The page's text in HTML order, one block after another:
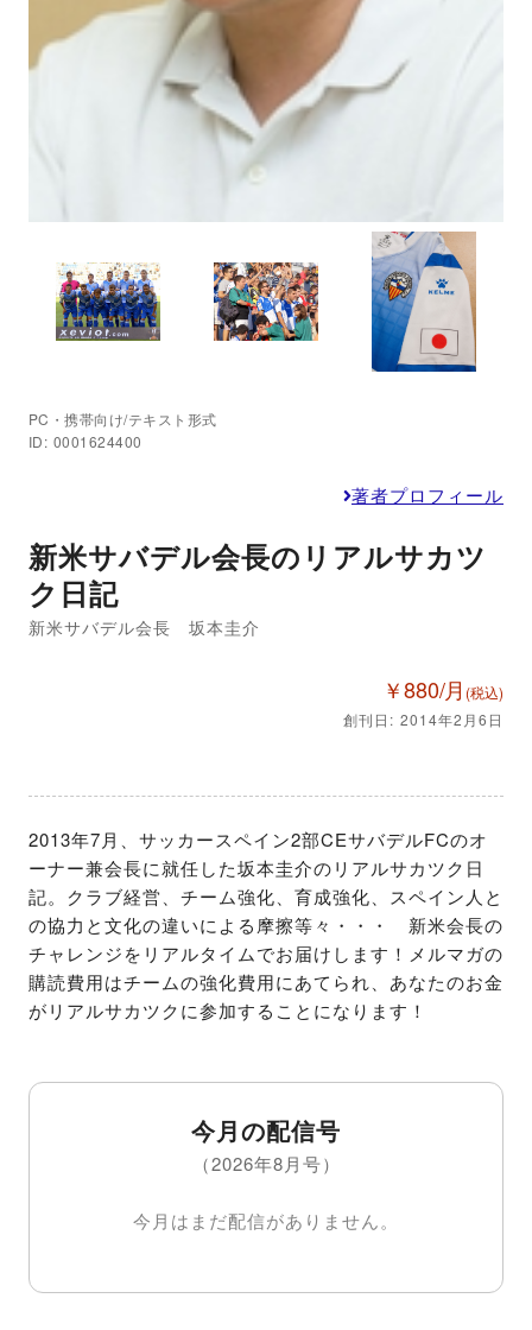
PC・携帯向け/テキスト形式
ID: 0001624400
著者プロフィール
新米サバデル会長のリアルサカツ
ク日記
新米サバデル会長 坂本圭介
￥880/月 (税込)
創刊日: 2014年2月6日
2013年7月、サッカースペイン2部CEサバデルFCのオ
ーナー兼会長に就任した坂本圭介のリアルサカツク日
記。クラブ経営、チーム強化、育成強化、スペイン人と
の協力と文化の違いによる摩擦等々・・・　新米会長の
チャレンジをリアルタイムでお届けします！メルマガの
購読費用はチームの強化費用にあてられ、あなたのお金
がリアルサカツクに参加することになります！
今月の配信号
（2026年8月号）
今月はまだ配信がありません。